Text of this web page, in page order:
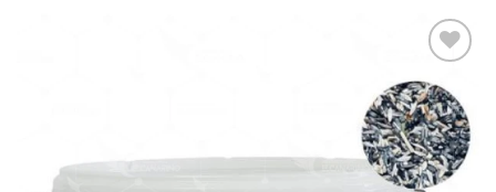
Añadir
a la
lista de
deseos